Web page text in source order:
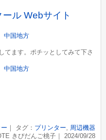
ル Webサイト
てます。ポチッとしてみて下さ
｜ タグ： プリンター
周辺機器
きびだんご桃子｜ 2024/09/28